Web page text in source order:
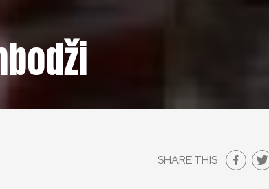
SHARE THIS